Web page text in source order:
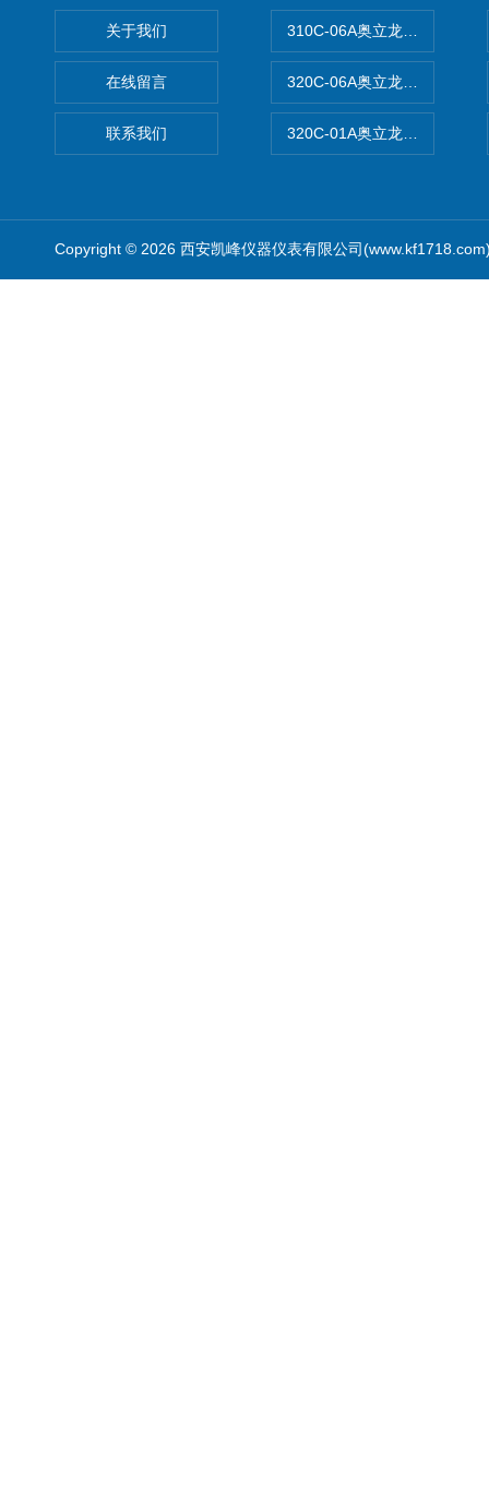
关于我们
在线留言
联系我们
310C-06A奥立龙实验室台式
320C-06A奥立龙实验室便携
320C-01A奥立龙实验室便携
Copyright © 2026 西安凯峰仪器仪表有限公司